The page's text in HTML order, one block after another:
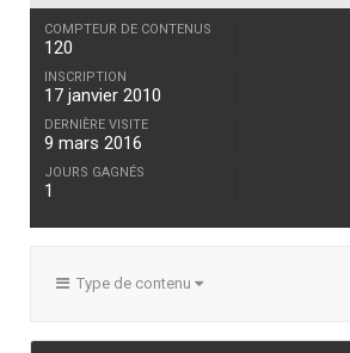
COMPTEUR DE CONTENUS
120
INSCRIPTION
17 janvier 2010
DERNIÈRE VISITE
9 mars 2016
JOURS GAGNÉS
1
Type de contenu